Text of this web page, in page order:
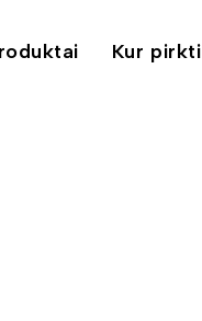
Kur pirkti